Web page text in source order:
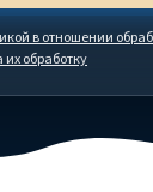
в отношении
их обработку